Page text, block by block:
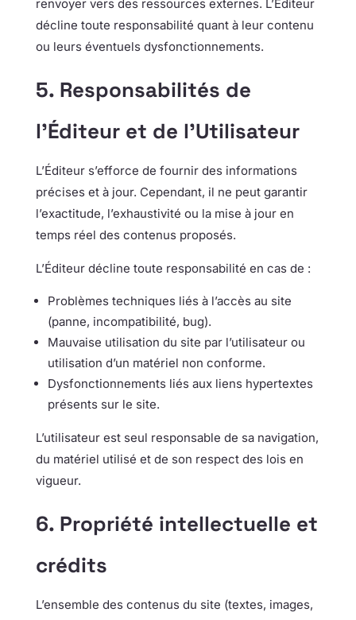
renvoyer vers des ressources externes. L’Éditeur
décline toute responsabilité quant à leur contenu
ou leurs éventuels dysfonctionnements.
5. Responsabilités de
l’Éditeur et de l’Utilisateur
L’Éditeur s’efforce de fournir des informations
précises et à jour. Cependant, il ne peut garantir
l’exactitude, l’exhaustivité ou la mise à jour en
temps réel des contenus proposés.
L’Éditeur décline toute responsabilité en cas de :
Problèmes techniques liés à l’accès au site
(panne, incompatibilité, bug).
Mauvaise utilisation du site par l’utilisateur ou
utilisation d’un matériel non conforme.
Dysfonctionnements liés aux liens hypertextes
présents sur le site.
L’utilisateur est seul responsable de sa navigation,
du matériel utilisé et de son respect des lois en
vigueur.
6. Propriété intellectuelle et
crédits
L’ensemble des contenus du site (textes, images,